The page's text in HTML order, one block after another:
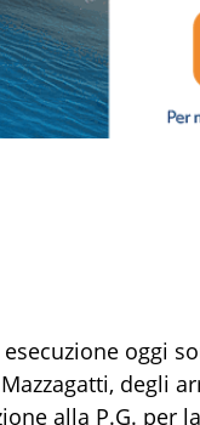
oggi
degli
alla P.G. per